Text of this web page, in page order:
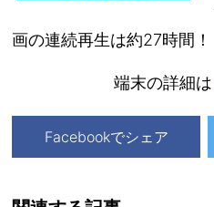
画の連続再生は約27時間！
端末の詳細は
Facebookでシェア